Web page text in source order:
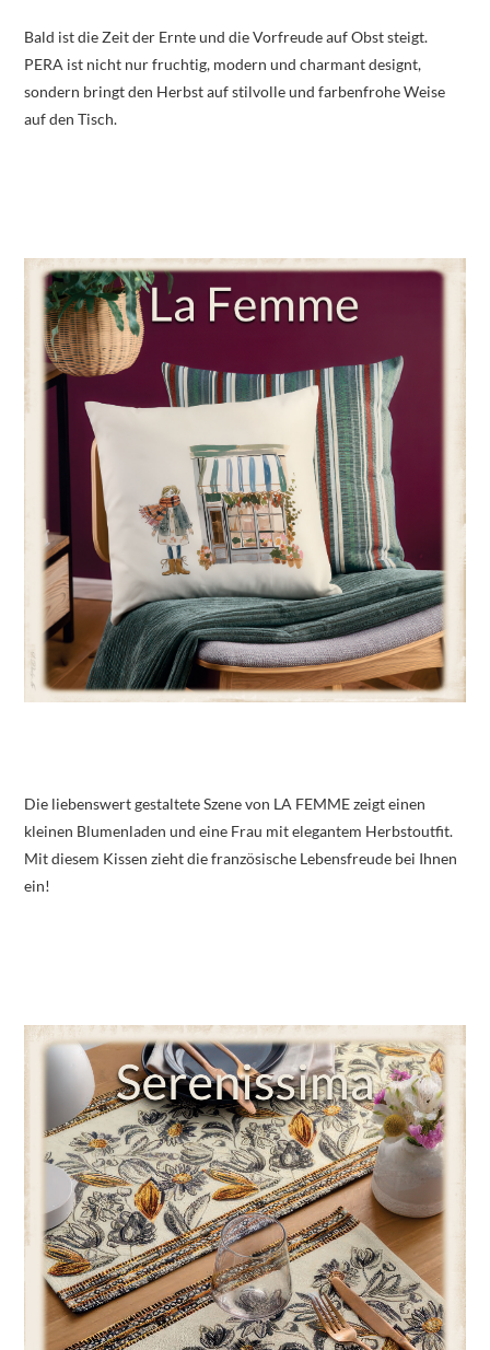
Bald ist die Zeit der Ernte und die Vorfreude auf Obst steigt.
PERA ist nicht nur fruchtig, modern und charmant designt,
sondern bringt den Herbst auf stilvolle und farbenfrohe Weise
auf den Tisch.
Die liebenswert gestaltete Szene von LA FEMME zeigt einen
kleinen Blumenladen und eine Frau mit elegantem Herbstoutfit.
Mit diesem Kissen zieht die französische Lebensfreude bei Ihnen
ein!